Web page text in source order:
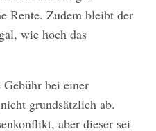
Rente. Zudem bleibt der
wie hoch das
bei einer
grundsätzlich ab.
aber dieser sei